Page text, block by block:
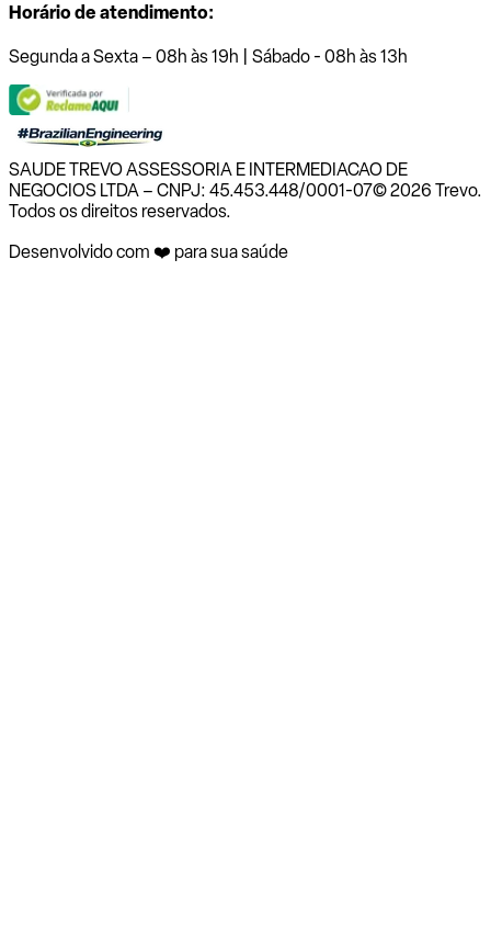
Horário de atendimento:
Segunda a Sexta – 08h às 19h | Sábado - 08h às 13h
SAUDE TREVO ASSESSORIA E INTERMEDIACAO DE
NEGOCIOS LTDA – CNPJ: 45.453.448/0001-07© 2026 Trevo.
Todos os direitos reservados.
Desenvolvido com ❤️ para sua saúde